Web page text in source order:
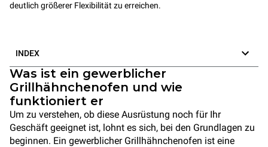
deutlich größerer Flexibilität zu erreichen.
INDEX
Was ist ein gewerblicher
Grillhähnchenofen und wie
funktioniert er
Um zu verstehen, ob diese Ausrüstung noch für Ihr
Geschäft geeignet ist, lohnt es sich, bei den Grundlagen zu
beginnen. Ein gewerblicher Grillhähnchenofen ist eine